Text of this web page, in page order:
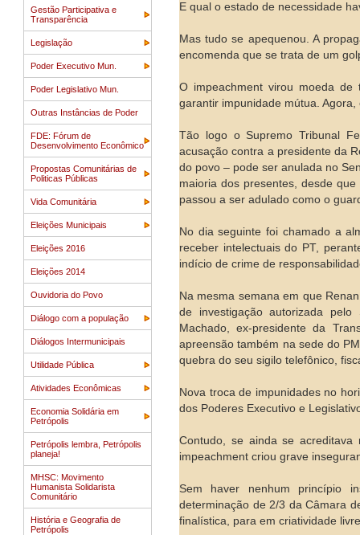
Gestão Participativa e
Transparência
Legislação
Poder Executivo Mun.
Poder Legislativo Mun.
Outras Instâncias de Poder
FDE: Fórum de
Desenvolvimento Econômico
Propostas Comunitárias de
Politicas Públicas
Vida Comunitária
Eleições Municipais
Eleições 2016
Eleições 2014
Ouvidoria do Povo
Diálogo com a população
Diálogos Intermunicipais
Utilidade Pública
Atividades Econômicas
Economia Solidária em
Petrópolis
Petrópolis lembra, Petrópolis
planeja!
MHSC: Movimento
Humanista Solidarista
Comunitário
História e Geografia de
Petrópolis
E qual o estado de necessidade
Mas tudo se apequenou. A
encomenda que se trata de um
O impeachment virou moeda de
garantir impunidade mútua.
Tão logo o Supremo Tribunal
acusação contra a presidente da
do povo – pode ser anulada no
maioria dos presentes, desde
passou a ser adulado como o
No dia seguinte foi chamado a
receber intelectuais do PT,
indício de crime de
Na mesma semana em que
de investigação autorizada
Machado, ex-presidente da
apreensão também na sede do
quebra do seu sigilo telefônico,
Nova troca de impunidades no
dos Poderes Executivo e
Contudo, se ainda se acreditava
impeachment criou grave
Sem haver nenhum princípio
determinação de 2/3 da Câmara
finalística, para em criatividade